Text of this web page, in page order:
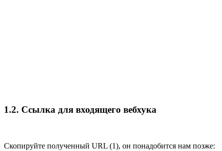
1.2. Ссылка для входящего вебхука
Скопируйте полученный URL (1), он понадобится нам позже: